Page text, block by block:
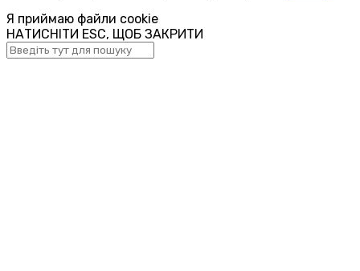
Я приймаю файли cookie
НАТИСНІТИ ESC, ЩОБ ЗАКРИТИ